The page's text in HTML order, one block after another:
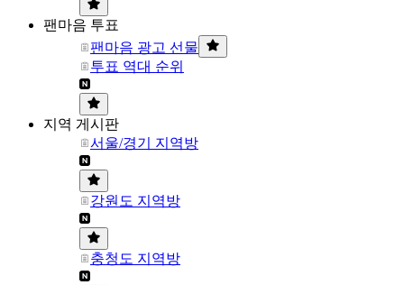
팬마음 투표
팬마음 광고 선물
투표 역대 순위
지역 게시판
서울/경기 지역방
강원도 지역방
충청도 지역방